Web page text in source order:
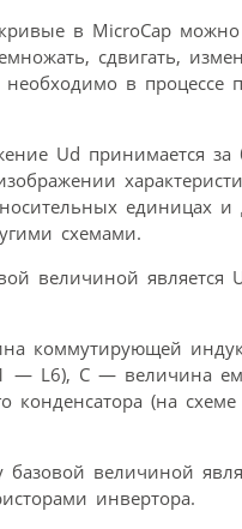
в MicroCap
сдвигать,
в процессе
Ud принимается за
единицах и
схемами.
величиной является
коммутирующей
— L6), С — величина
конденсатора (на
величиной
инвертора.